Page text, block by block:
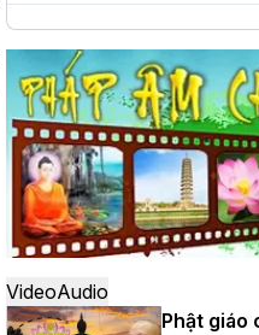
Hà Nội: Long trọng lễ khởi
dựng Trung tâm văn hóa
đô
Hà Nội: Ngày tu học cuối
khóa sinh hoạt Phật pháp
thứ XIV tại chùa Bằng
VideoAudio
Phật giáo